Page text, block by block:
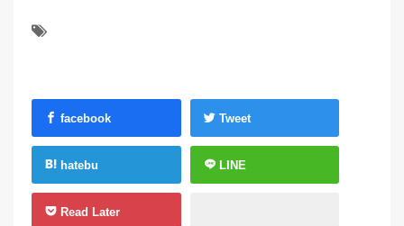
facebook Tweet
hatebu LINE
Read Later